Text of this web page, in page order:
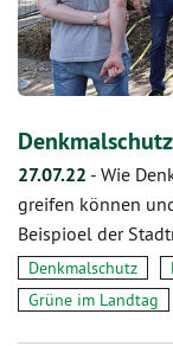
27.07.22 - Wie
greifen können
Beispioel der
Denkmalschutz
Grüne im Landtag